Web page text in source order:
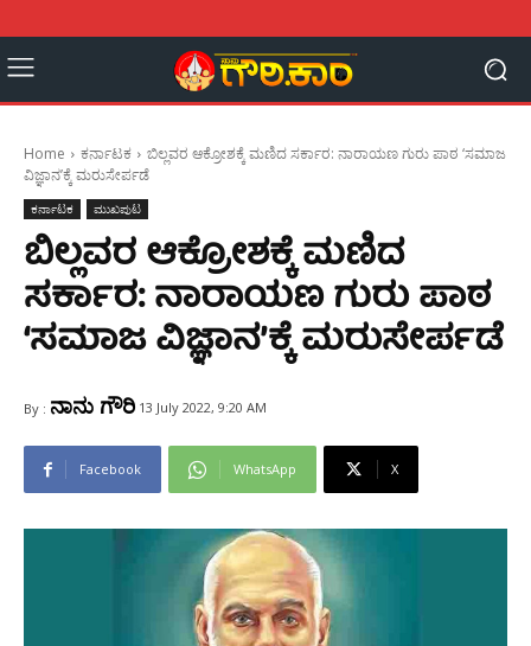
Home ಕರ್ನಾಟಕ
ಬಿಲ್ಲವರ ಆಕ್ರೋಶಕ್ಕೆ ಮಣಿದ ಸರ್ಕಾರ: ನಾರಾಯಣ ಗುರು ಪಾಠ ‘ಸಮಾಜ
ವಿಜ್ಞಾನ’ಕ್ಕೆ ಮರುಸೇರ್ಪಡೆ
ಕರ್ನಾಟಕ ಮುಖಪುಟ
ಬಿಲ್ಲವರ ಆಕ್ರೋಶಕ್ಕೆ ಮಣಿದ
ಸರ್ಕಾರ: ನಾರಾಯಣ ಗುರು ಪಾಠ
‘ಸಮಾಜ ವಿಜ್ಞಾನ’ಕ್ಕೆ ಮರುಸೇರ್ಪಡೆ
By : ನಾನು ಗೌರಿ 13 July 2022, 9:20 AM
Facebook WhatsApp X